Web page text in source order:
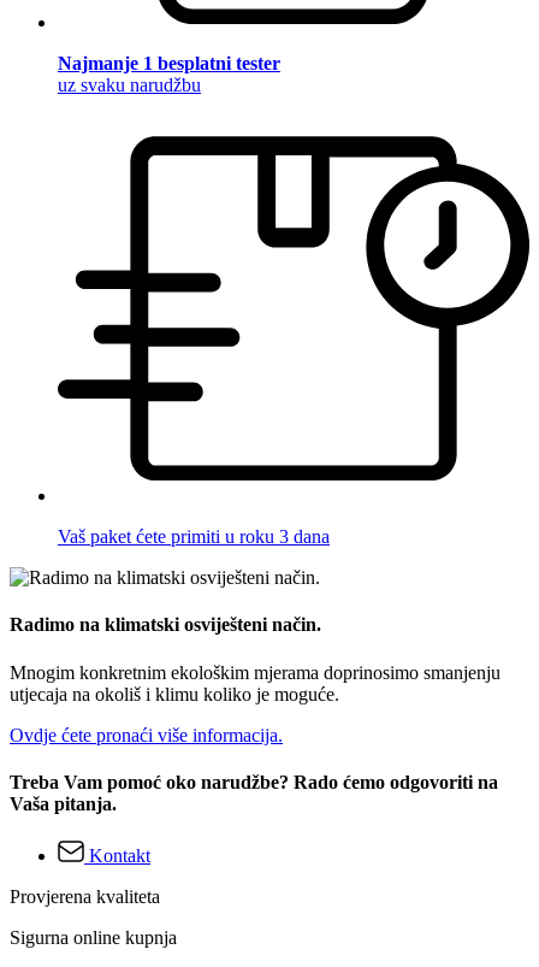
Najmanje 1 besplatni tester
uz svaku narudžbu
Vaš paket ćete primiti u roku 3 dana
Radimo na klimatski osviješteni način.
Mnogim konkretnim ekološkim mjerama doprinosimo smanjenju
utjecaja na okoliš i klimu koliko je moguće.
Ovdje ćete pronaći više informacija.
Treba Vam pomoć oko narudžbe? Rado ćemo odgovoriti na
Vaša pitanja.
Kontakt
Provjerena kvaliteta
Sigurna online kupnja